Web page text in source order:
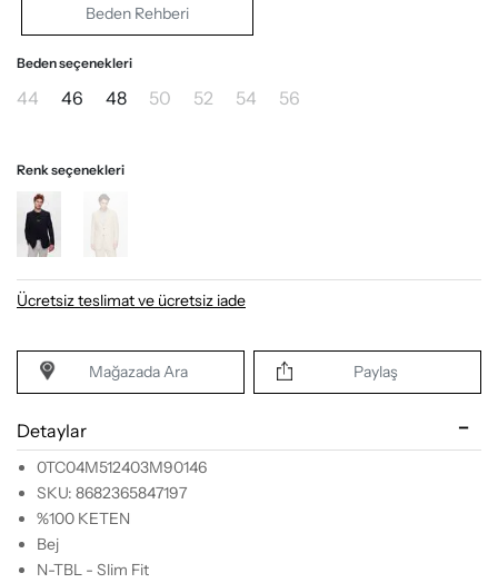
Beden Rehberi
Beden seçenekleri
44 46 48 50 52 54 56
Renk seçenekleri
Ücretsiz teslimat ve ücretsiz iade
Mağazada Ara Paylaş
Detaylar
0TC04M512403M90146
SKU: 8682365847197
%100 KETEN
Bej
N-TBL - Slim Fit